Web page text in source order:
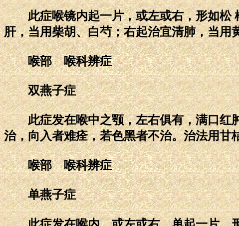
此症喉镜内起一片，或左或右，形如松 样
肝，当用柴胡、白芍；右起治宜清肺，当
喉部 喉科辨症
双燕子症
此症发在喉中之颚，左右俱有，满口红肿
治，向入者难痊，若色黑者不治。治法用
喉部 喉科辨症
单燕子症